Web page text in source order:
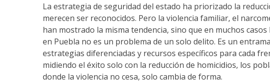
La estrategia de seguridad del estado ha priorizado la
merecen ser reconocidos. Pero la violencia familiar, el
han mostrado la misma tendencia, sino que en muchos
en Puebla no es un problema de un solo delito. Es un
estrategias diferenciadas y recursos específicos para cada
midiendo el éxito solo con la reducción de homicidios, los
donde la violencia no cesa, solo cambia de forma.